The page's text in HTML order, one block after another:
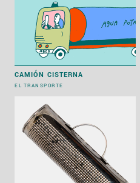
CAMIÓN CISTERNA
EL TRANSPORTE